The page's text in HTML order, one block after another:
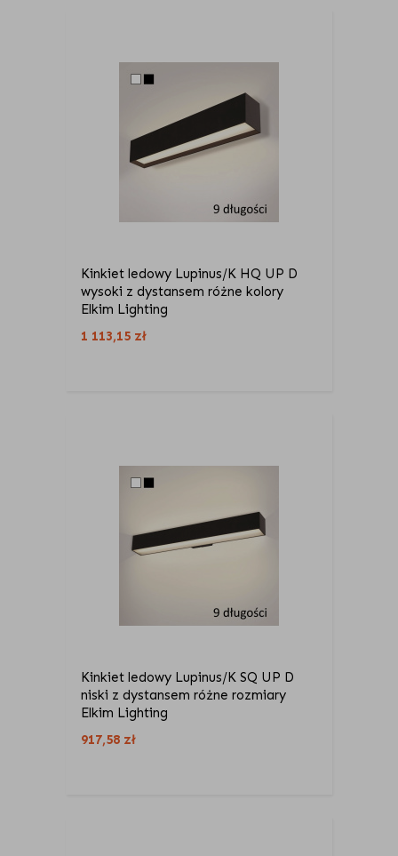
Kinkiet ledowy Lupinus/K HQ UP D
wysoki z dystansem różne kolory
Elkim Lighting
1 113,15 zł
Kinkiet ledowy Lupinus/K SQ UP D
niski z dystansem różne rozmiary
Elkim Lighting
917,58 zł